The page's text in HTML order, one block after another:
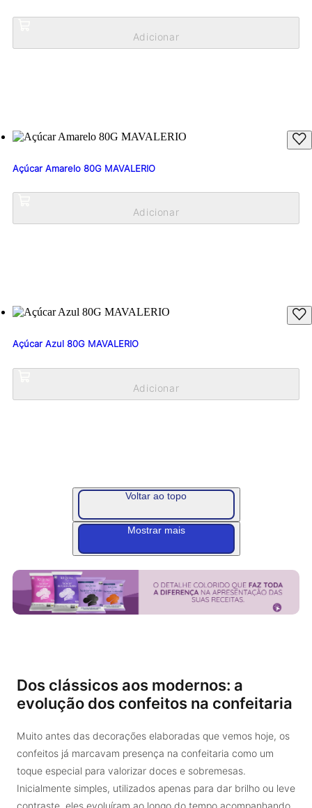
Açúcar Amarelo 80G MAVALERIO
Açúcar Azul 80G MAVALERIO
Voltar ao topo
Mostrar mais
Dos clássicos aos modernos: a
evolução dos confeitos na confeitaria
Muito antes das decorações elaboradas que vemos hoje, os
confeitos já marcavam presença na confeitaria como um
toque especial para valorizar doces e sobremesas.
Inicialmente simples, utilizados apenas para dar brilho ou leve